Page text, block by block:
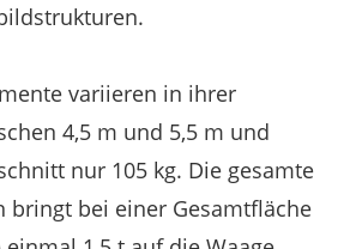
variieren in ihrer
4,5 m und 5,5 m und
nur 105 kg. Die gesamte
bringt bei einer Gesamtfläche